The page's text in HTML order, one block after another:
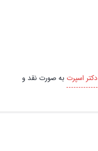
دکتر اسپرت به صورت نقد و